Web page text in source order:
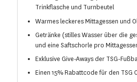
Trinkflasche und Turnbeutel
Warmes leckeres Mittagessen und
Getränke (stilles Wasser über die
und eine Saftschorle pro
Exklusive Give-Aways der TSG-
Einen 15% Rabattcode für den TSG